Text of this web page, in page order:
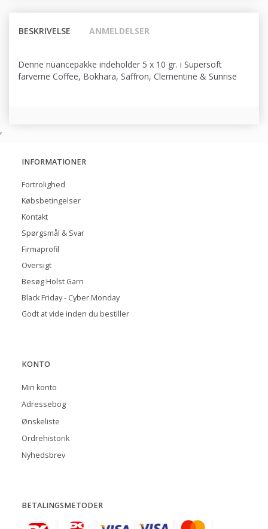
BESKRIVELSE ANMELDELSER
Denne nuancepakke indeholder 5 x 10 gr. i Supersoft
farverne Coffee, Bokhara, Saffron, Clementine & Sunrise
,
INFORMATIONER
Fortrolighed
Købsbetingelser
Kontakt
Spørgsmål & Svar
Firmaprofil
Oversigt
Besøg Holst Garn
Black Friday - Cyber Monday
Godt at vide inden du bestiller
KONTO
Min konto
Adressebog
Ønskeliste
Ordrehistorik
Nyhedsbrev
BETALINGSMETODER